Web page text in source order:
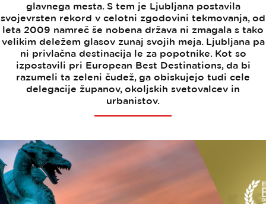
glavnega mesta. S tem je Ljubljana postavila
svojevrsten rekord v celotni zgodovini tekmovanja, od
leta 2009 namreč še nobena država ni zmagala s tako
velikim deležem glasov zunaj svojih meja. Ljubljana pa
ni privlačna destinacija le za popotnike. Kot so
izpostavili pri European Best Destinations, da bi
razumeli ta zeleni čudež, ga obiskujejo tudi cele
delegacije županov, okoljskih svetovalcev in
urbanistov.